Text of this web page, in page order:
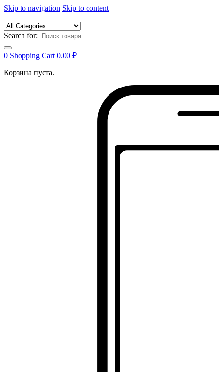
Skip to navigation Skip to content
Search for:
0 Shopping Cart 0.00 ₽
Корзина пуста.